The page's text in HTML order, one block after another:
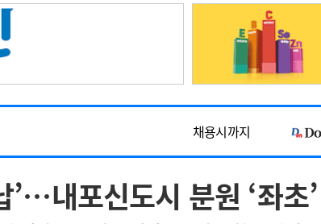
지필공 지원책
수련환경 개선
의과대학 입시
정책/통계 공시
광고안내
~2026-08-31
채용시까지
채용시까지
~2026-08-15
~2026-08-31
’…내포신도시 분원 ‘좌초’